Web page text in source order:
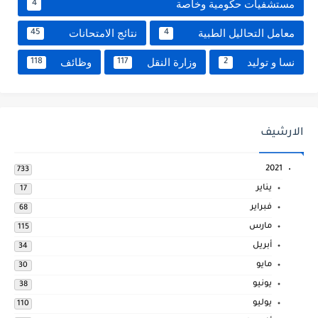
مستشفيات حكومية وخاصة 4
معامل التحاليل الطبية 4 نتائج الامتحانات 45
نسا و توليد 2 وزارة النقل 117 وظائف 118
الارشيف
2021
733
يناير 17
فبراير 68
مارس 115
أبريل 34
مايو 30
يونيو 38
يوليو 110